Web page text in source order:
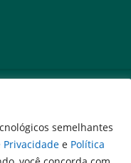
semelhantes
Privacidade e Política